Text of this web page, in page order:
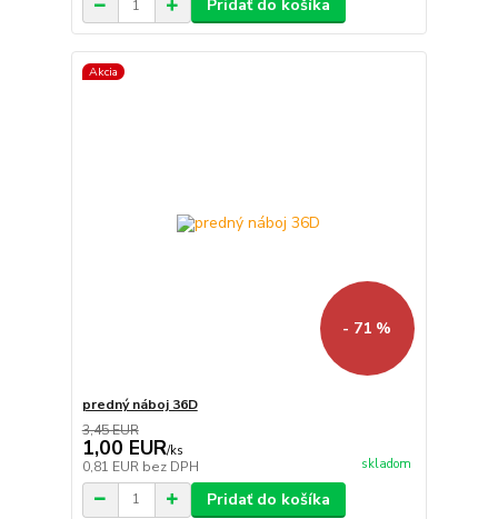
Pridať do košíka
Akcia
- 71 %
predný náboj 36D
3,45 EUR
1,00 EUR/ks
0,81 EUR bez DPH skladom
Pridať do košíka